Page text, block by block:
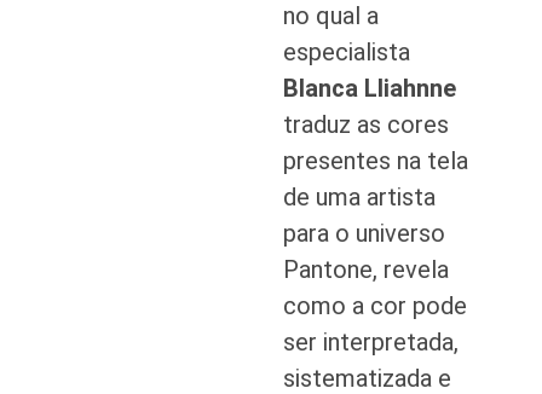
no qual a
especialista
Blanca Lliahnne
traduz as cores
presentes na tela
de uma artista
para o universo
Pantone, revela
como a cor pode
ser interpretada,
sistematizada e